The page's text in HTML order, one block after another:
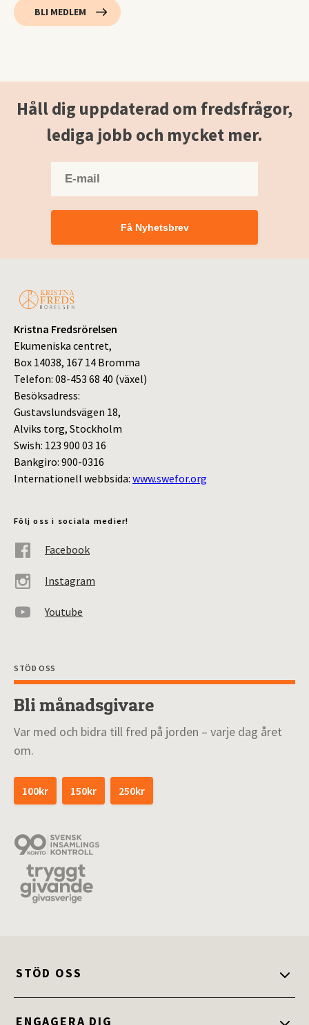
BLI MEDLEM
Håll dig uppdaterad om fredsfrågor,
lediga jobb och mycket mer.
Få Nyhetsbrev
Kristna Fredsrörelsen
Ekumeniska centret,
Box 14038, 167 14 Bromma
Telefon: 08-453 68 40 (växel)
Besöksadress:
Gustavslundsvägen 18,
Alviks torg, Stockholm
Swish: 123 900 03 16
Bankgiro: 900-0316
Internationell webbsida: www.swefor.org
Följ oss i sociala medier!
Facebook
Instagram
Youtube
STÖD OSS
Bli månadsgivare
Var med och bidra till fred på jorden – varje dag året
om.
100kr 150kr 250kr
STÖD OSS
ENGAGERA DIG